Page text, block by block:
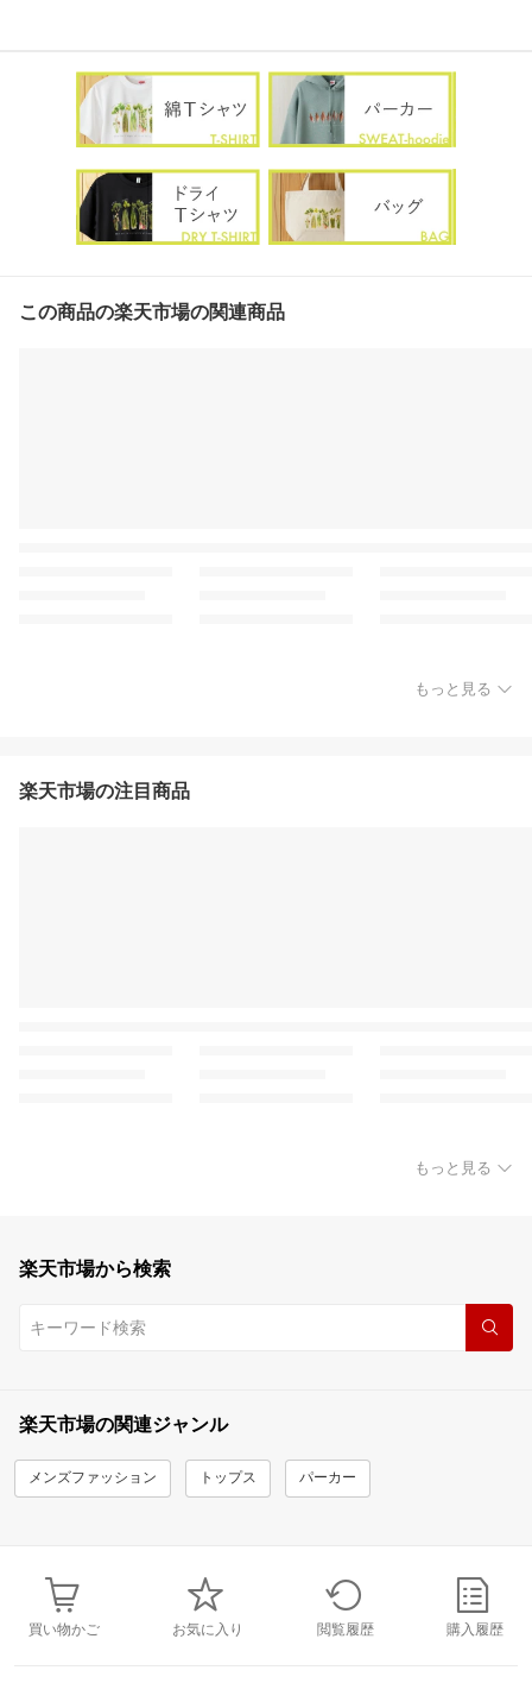
この商品の楽天市場の関連商品
もっと見る
楽天市場の注目商品
もっと見る
楽天市場から検索
楽天市場の関連ジャンル
メンズファッション トップス パーカー
買い物かご お気に入り 閲覧履歴 購入履歴